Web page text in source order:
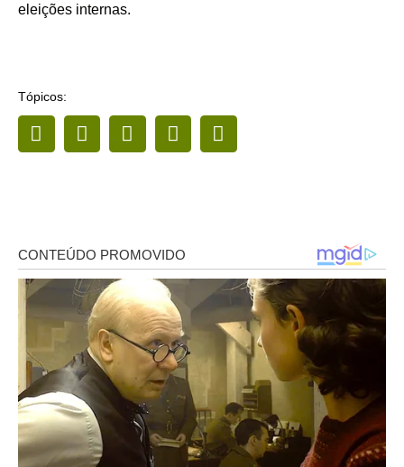
eleições internas.
Tópicos: